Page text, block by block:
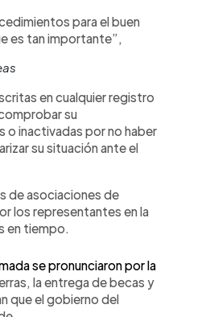
para el buen
es tan importante”,
en cualquier registro
su
o inactivadas por no haber
su situación ante el
de asociaciones de
los representantes en la
en tiempo.
se pronunciaron por la
la entrega de becas y
que el gobierno del